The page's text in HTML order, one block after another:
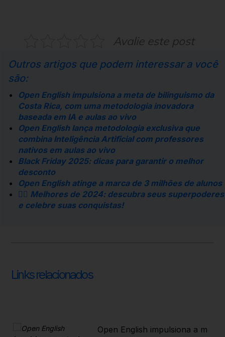
Avalie este post
Outros artigos que podem interessar a você
são:
Open English impulsiona a meta de bilinguismo da
Costa Rica, com uma metodologia inovadora
baseada em IA e aulas ao vivo
Open English lança metodologia exclusiva que
combina Inteligência Artificial com professores
nativos em aulas ao vivo
Black Friday 2025: dicas para garantir o melhor
desconto
Open English atinge a marca de 3 milhões de alunos
🦸‍♂️ Melhores de 2024: descubra seus superpoderes
e celebre suas conquistas!
Links relacionados
Open English impulsiona a m